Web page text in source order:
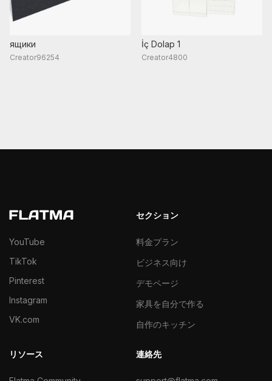
ящики
Creator96254
İç Dolap 1
Creator4800
YouTube
TikTok
Pinterest
Instagram
VK.com
セクション
料金プラン
ビジネス向け
デモページ
家具を自分で作る
自作のキッチン
リソース 連絡先